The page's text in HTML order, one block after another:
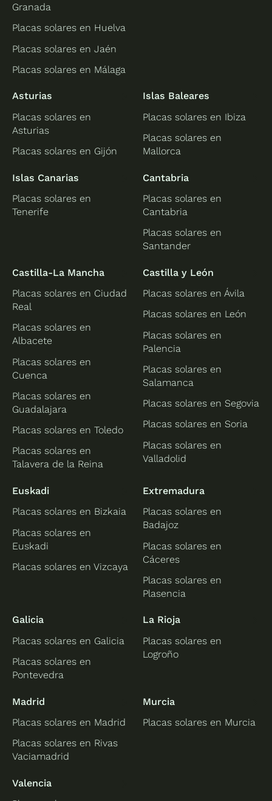
Granada
Placas solares en Huelva
Placas solares en Jaén
Placas solares en Málaga
Asturias
Placas solares en
Asturias
Placas solares en Gijón
Islas Baleares
Placas solares en Ibiza
Placas solares en
Mallorca
Islas Canarias
Placas solares en
Tenerife
Cantabria
Placas solares en
Cantabria
Placas solares en
Santander
Castilla-La Mancha
Placas solares en Ciudad
Real
Placas solares en
Albacete
Placas solares en
Cuenca
Placas solares en
Guadalajara
Placas solares en Toledo
Placas solares en
Talavera de la Reina
Castilla y León
Placas solares en Ávila
Placas solares en León
Placas solares en
Palencia
Placas solares en
Salamanca
Placas solares en Segovia
Placas solares en Soria
Placas solares en
Valladolid
Euskadi
Placas solares en Bizkaia
Placas solares en
Euskadi
Placas solares en Vizcaya
Extremadura
Placas solares en
Badajoz
Placas solares en
Cáceres
Placas solares en
Plasencia
Galicia
Placas solares en Galicia
Placas solares en
Pontevedra
La Rioja
Placas solares en
Logroño
Madrid
Placas solares en Madrid
Placas solares en Rivas
Vaciamadrid
Murcia
Placas solares en Murcia
Valencia